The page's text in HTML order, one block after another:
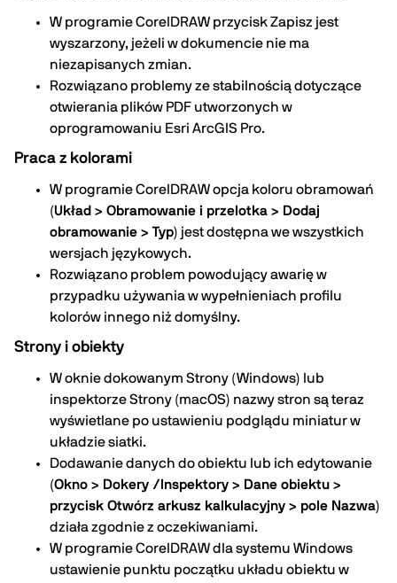
W programie CorelDRAW przycisk Zapisz jest
wyszarzony, jeżeli w dokumencie nie ma
niezapisanych zmian.
Rozwiązano problemy ze stabilnością dotyczące
otwierania plików PDF utworzonych w
oprogramowaniu Esri ArcGIS Pro.
Praca z kolorami
W programie CorelDRAW opcja koloru obramowań
(Układ > Obramowanie i przelotka > Dodaj
obramowanie > Typ) jest dostępna we wszystkich
wersjach językowych.
Rozwiązano problem powodujący awarię w
przypadku używania w wypełnieniach profilu
kolorów innego niż domyślny.
Strony i obiekty
W oknie dokowanym Strony (Windows) lub
inspektorze Strony (macOS) nazwy stron są teraz
wyświetlane po ustawieniu podglądu miniatur w
układzie siatki.
Dodawanie danych do obiektu lub ich edytowanie
(Okno > Dokery /Inspektory > Dane obiektu >
przycisk Otwórz arkusz kalkulacyjny > pole Nazwa)
działa zgodnie z oczekiwaniami.
W programie CorelDRAW dla systemu Windows
ustawienie punktu początku układu obiektu w